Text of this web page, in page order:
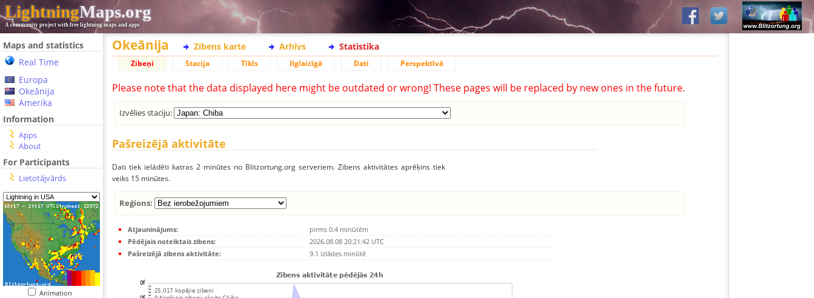
LightningMaps.org
A community project with free lightning maps and apps
Maps and statistics
Real Time
Europa
Okeānija
Amerika
Information
Apps
About
For Participants
Lietotājvārds
Animation
Okeānija Zibens karte Arhīvs Statistika
Zibeņi Stacija Tīkls Ilglaicīgā Dati Perspektīvā
Please note that the data displayed here might be outdated or wrong! These pages will be replaced by new ones in the future.
Izvēlies staciju:
Pašreizējā aktivitāte
Dati tiek ielādēti katras 2 minūtes no Blitzortung.org serveriem. Zibens aktivitātes aprēķins tiek
veiks 15 minūtes.
Reģions:
Atjauninājums:
pirms 0.4 minūtēm
Pēdējais noteiktais zibens:
2026.08.08 20:21:42 UTC
Pašreizējā zibens aktivitāte:
9.1 izlādes minūtē